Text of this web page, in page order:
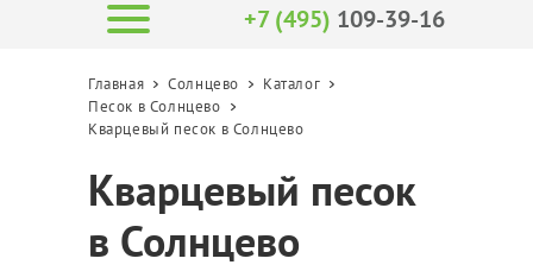
+7 (495) 109-39-16
Главная Солнцево
Каталог
Песок в Солнцево
Кварцевый песок в Солнцево
Кварцевый песок
в Солнцево